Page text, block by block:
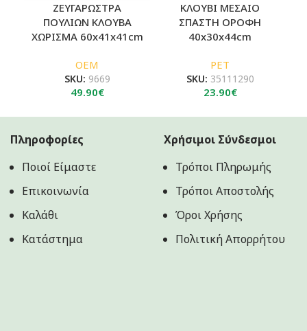
ΖΕΥΓΑΡΩΣΤΡΑ
ΠΟΥΛΙΩΝ ΚΛΟΥΒΑ
ΧΩΡΙΣΜΑ 60x41x41cm
OEM
SKU: 9669
49.90€
ΚΛΟΥΒΙ ΜΕΣΑΙΟ
ΣΠΑΣΤΗ ΟΡΟΦΗ
40x30x44cm
PET
SKU: 35111290
23.90€
Πληροφορίες
Ποιοί Είμαστε
Επικοινωνία
Καλάθι
Κατάστημα
Χρήσιμοι Σύνδεσμοι
Τρόποι Πληρωμής
Τρόποι Αποστολής
Όροι Χρήσης
Πολιτική Aπορρήτου